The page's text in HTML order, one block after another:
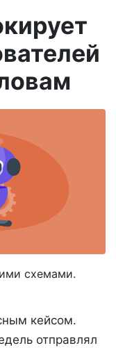
схемами.
кейсом.
отправлял